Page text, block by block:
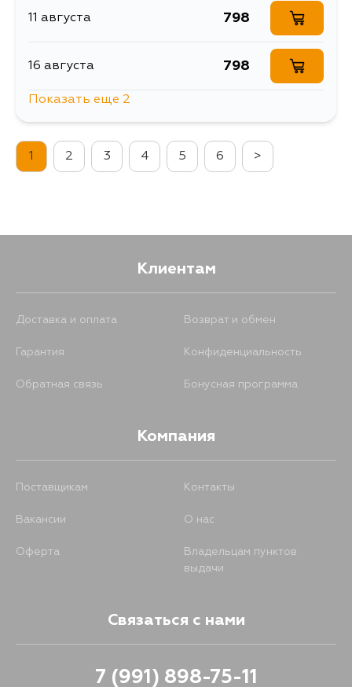
11 августа 798
16 августа 798
8 сентября
Показать еще 2
1 2 3 4 5 6 >
Клиентам
Доставка и оплата Возврат и обмен
Гарантия Конфиденциальность
Обратная связь Бонусная программа
Компания
Поставщикам Контакты
Вакансии О нас
Оферта
Владельцам пунктов
выдачи
Связаться с нами
7 (991) 898-75-11